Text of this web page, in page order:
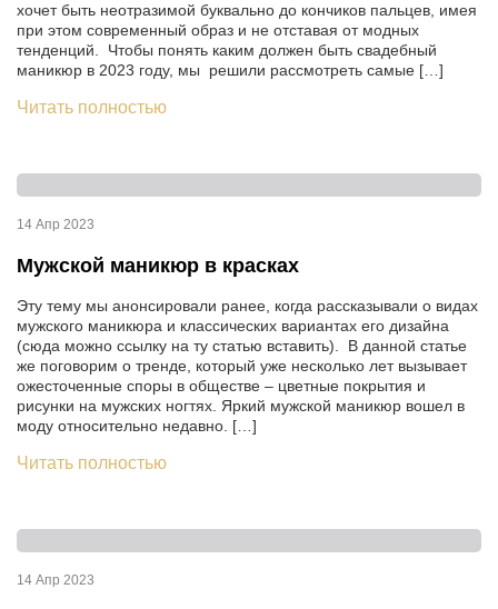
хочет быть неотразимой буквально до кончиков пальцев, имея
при этом современный образ и не отставая от модных
тенденций. Чтобы понять каким должен быть свадебный
маникюр в 2023 году, мы решили рассмотреть самые […]
Читать полностью
14 Апр 2023
Мужской маникюр в красках
Эту тему мы анонсировали ранее, когда рассказывали о видах
мужского маникюра и классических вариантах его дизайна
(сюда можно ссылку на ту статью вставить). В данной статье
же поговорим о тренде, который уже несколько лет вызывает
ожесточенные споры в обществе – цветные покрытия и
рисунки на мужских ногтях. Яркий мужской маникюр вошел в
моду относительно недавно. […]
Читать полностью
14 Апр 2023